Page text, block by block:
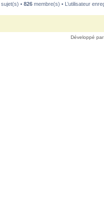
sujet(s) • 826 membre(s) • L’utilisateur
Développé